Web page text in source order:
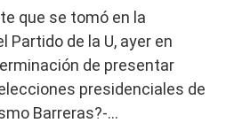
que se tomó en la
Partido de la U, ayer en
de presentar
presidenciales de
Barreras?-…